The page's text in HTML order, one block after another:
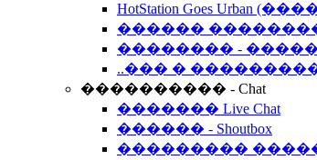
HotStation Goes Urban
������
�������� -
..��� �
���������� - Chat
������� Live Chat
������ - Shoutbox
���������